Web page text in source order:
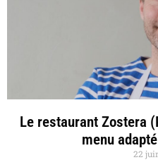
Le restaurant Zostera
menu
22